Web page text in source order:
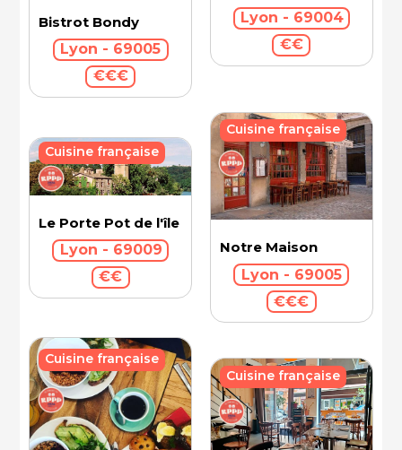
Bistrot Bondy
Lyon - 69005
€€€
Lyon - 69004
€€
Le Porte Pot de l'île Barbe
Lyon - 69009
€€
Cuisine française
Notre Maison
Lyon - 69005
€€€
Cuisine française
Cuisine française
Cuisine française